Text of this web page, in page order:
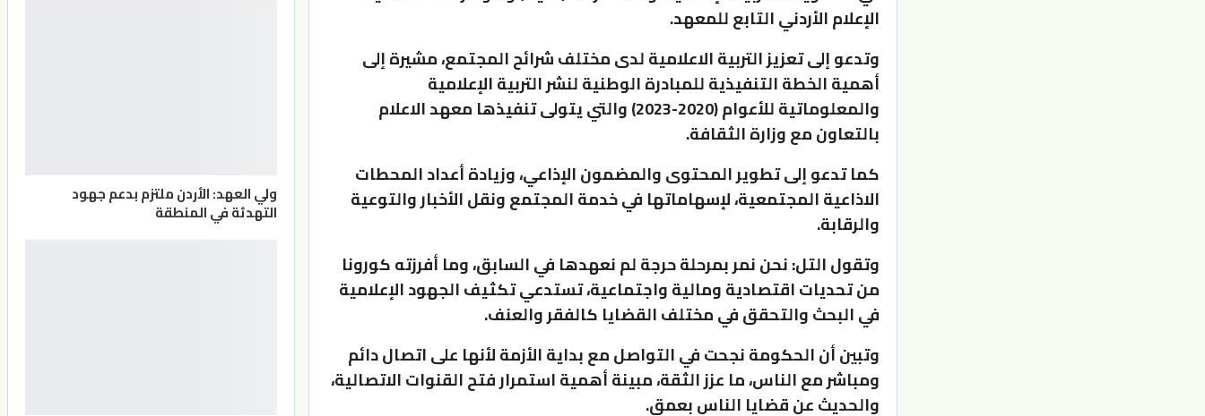
الإعلام الأردني التابع للمعهد.
وتدعو إلى تعزيز التربية الاعلامية لدى مختلف شرائح المجتمع، مشيرة إلى
أهمية الخطة التنفيذية للمبادرة الوطنية لنشر التربية الإعلامية
والمعلوماتية للأعوام (2020-2023) والتي يتولى تنفيذها معهد الاعلام
بالتعاون مع وزارة الثقافة.
كما تدعو إلى تطوير المحتوى والمضمون الإذاعي، وزيادة أعداد المحطات
الاذاعية المجتمعية، لإسهاماتها في خدمة المجتمع ونقل الأخبار والتوعية
والرقابة.
وتقول التل: نحن نمر بمرحلة حرجة لم نعهدها في السابق، وما أفرزته كورونا
من تحديات اقتصادية ومالية واجتماعية، تستدعي تكثيف الجهود الإعلامية
في البحث والتحقق في مختلف القضايا كالفقر والعنف.
وتبين أن الحكومة نجحت في التواصل مع بداية الأزمة لأنها على اتصال دائم
ومباشر مع الناس، ما عزز الثقة، مبينة أهمية استمرار فتح القنوات الاتصالية،
والحديث عن قضايا الناس بعمق.
ولي العهد: الأردن ملتزم بدعم جهود
التهدئة في المنطقة